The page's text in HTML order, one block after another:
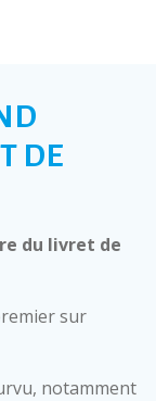
DE
du livret de
sur
notamment